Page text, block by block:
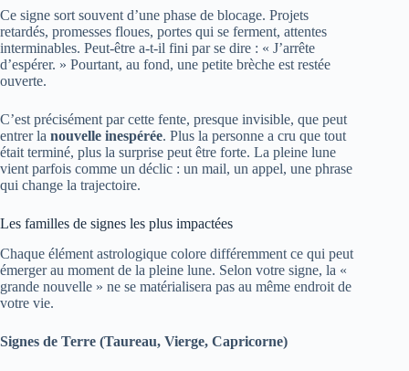
Ce signe sort souvent d’une phase de blocage. Projets
retardés, promesses floues, portes qui se ferment, attentes
interminables. Peut-être a-t-il fini par se dire : « J’arrête
d’espérer. » Pourtant, au fond, une petite brèche est restée
ouverte.
C’est précisément par cette fente, presque invisible, que peut
entrer la nouvelle inespérée. Plus la personne a cru que tout
était terminé, plus la surprise peut être forte. La pleine lune
vient parfois comme un déclic : un mail, un appel, une phrase
qui change la trajectoire.
Les familles de signes les plus impactées
Chaque élément astrologique colore différemment ce qui peut
émerger au moment de la pleine lune. Selon votre signe, la «
grande nouvelle » ne se matérialisera pas au même endroit de
votre vie.
Signes de Terre (Taureau, Vierge, Capricorne)